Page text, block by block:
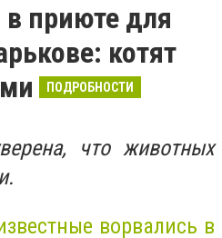
приюте для
котят
ПОДРОБНОСТИ
что животных
ворвались в